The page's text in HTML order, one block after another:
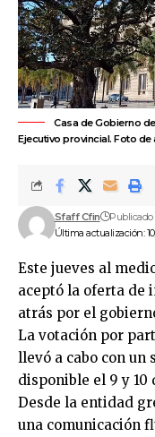
Casa de Gobierno
Ejecutivo provincial. Foto de
Última actualización:
Sfaff Cfin Publicado
Este jueves al
aceptó la oferta de
atrás por el
La votación por
llevó a cabo con un
disponible el 9 y 10
Desde la entidad
una comunicación